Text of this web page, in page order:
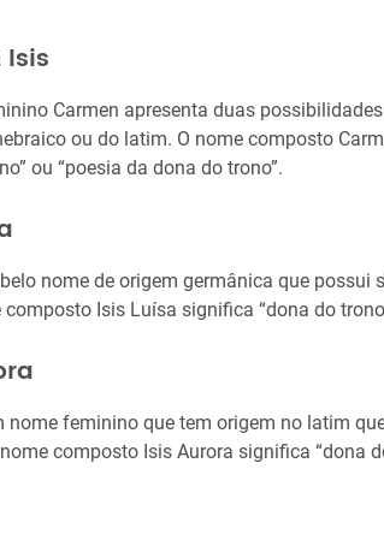
Carmen apresenta duas
ou do latim. O nome composto
ou “poesia da dona do trono”.
nome de origem germânica que possui
composto Isis Luísa significa “dona do
nome feminino que tem origem no latim
composto Isis Aurora significa “dona